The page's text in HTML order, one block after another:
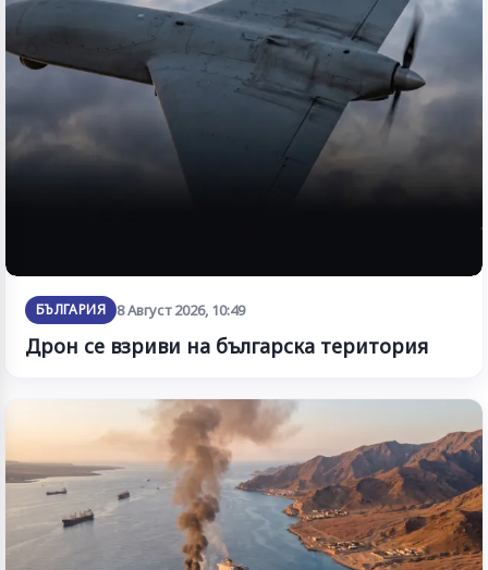
БЪЛГАРИЯ 8 Август 2026, 10:49
Дрон се взриви на българска територия